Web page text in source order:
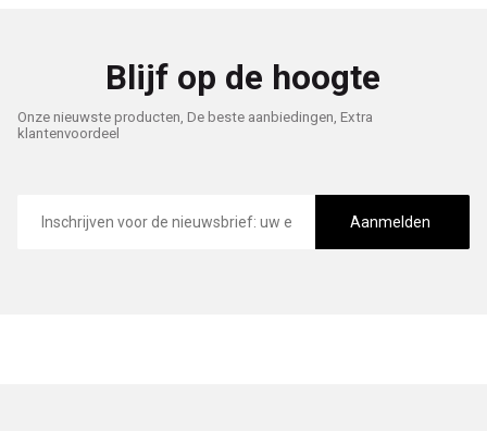
Blijf op de hoogte
Onze nieuwste producten, De beste aanbiedingen, Extra
klantenvoordeel
mailadres
Aanmelden